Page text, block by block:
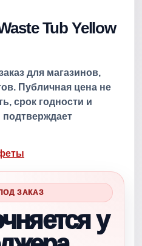
Tub Yellow
для магазинов,
Публичная цена не
срок годности и
подтверждает
ЗАКАЗ
у